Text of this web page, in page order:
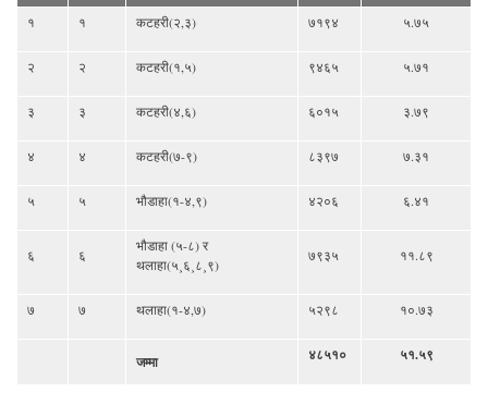
१ १ कटहरी(२,३) ७१९४ ५.७५
२ २ कटहरी(१,५) ९४६५ ५.७१
३ ३ कटहरी(४,६) ६०१५ ३.७९
४ ४ कटहरी(७-९) ८३९७ ७.३१
५ ५ भौडाहा(१-४,९) ४२०६ ६.४१
६ ६
भौडाहा (५-८) र
थलाहा(५¸६¸८¸९)
७९३५ ११.८९
७ ७ थलाहा(१-४,७) ५२९८ १०.७३
जम्मा ४८५१० ५१.५९